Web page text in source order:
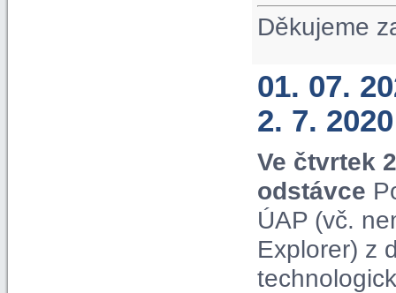
Děkujeme
01. 07.
2. 7. 2020
Ve čtvrtek
odstávce
ÚAP (vč.
Explorer) z